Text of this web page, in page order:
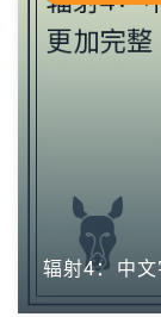
辐射4：中